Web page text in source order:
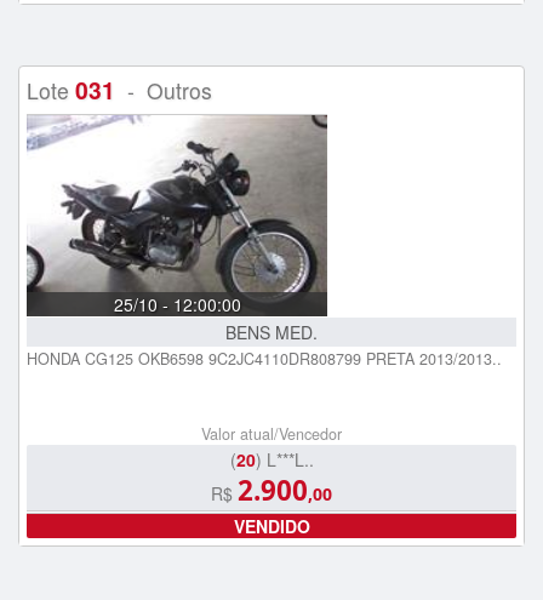
Lote 031 - Outros
25/10 - 12:00:00
BENS MED.
HONDA CG125 OKB6598 9C2JC4110DR808799 PRETA 2013/2013..
Valor atual/Vencedor
(20) L***L..
R$ 2.900,00
VENDIDO